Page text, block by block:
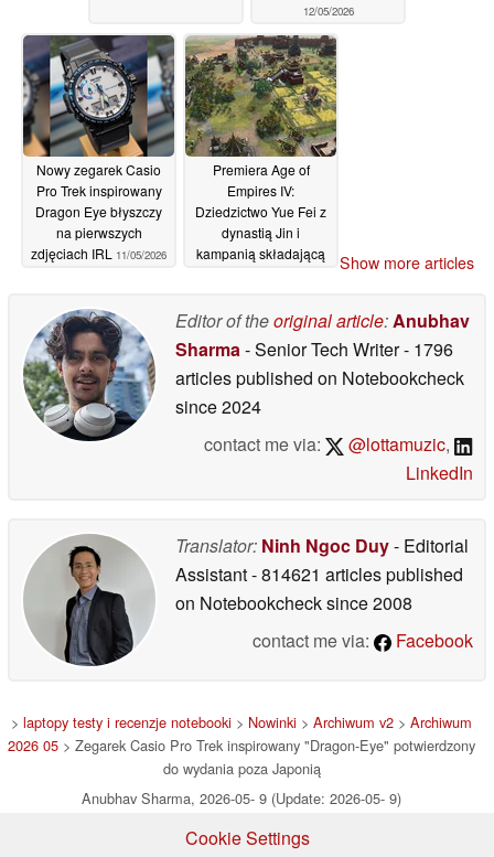
12/05/2026
Nowy zegarek Casio
Pro Trek inspirowany
Dragon Eye błyszczy
na pierwszych
zdjęciach IRL
11/05/2026
Premiera Age of
Empires IV:
Dziedzictwo Yue Fei z
dynastią Jin i
kampanią składającą
Show more articles
Editor of theoriginal article:Anubhav
Sharma- Senior Tech Writer- 1796
articles published on Notebookcheck
since 2024
contact me via:
@lottamuzic,
LinkedIn
Translator: Ninh Ngoc Duy- Editorial
Assistant- 814621 articles published
on Notebookchecksince 2008
contact me via:
Facebook
> laptopy testy i recenzje notebooki > Nowinki > Archiwum v2 > Archiwum
2026 05 > Zegarek Casio Pro Trek inspirowany "Dragon-Eye" potwierdzony
do wydania poza Japonią
Anubhav Sharma, 2026-05- 9 (Update: 2026-05- 9)
Cookie Settings